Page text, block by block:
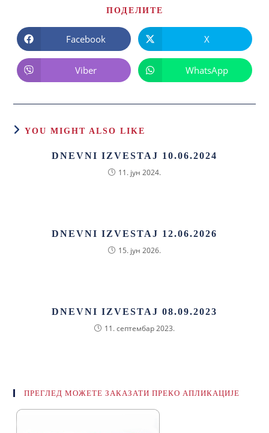
ПОДЕЛИТЕ
Facebook X
Viber WhatsApp
YOU MIGHT ALSO LIKE
DNEVNI IZVESTAJ 10.06.2024
11. јун 2024.
DNEVNI IZVESTAJ 12.06.2026
15. јун 2026.
DNEVNI IZVESTAJ 08.09.2023
11. септембар 2023.
ПРЕГЛЕД МОЖЕТЕ ЗАКАЗАТИ ПРЕКО АПЛИКАЦИЈЕ